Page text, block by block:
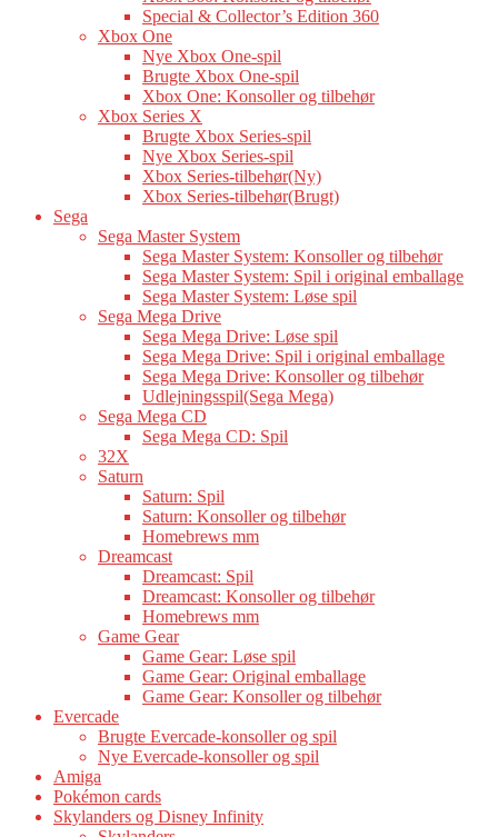
Special & Collector’s Edition 360
Xbox One
Nye Xbox One-spil
Brugte Xbox One-spil
Xbox One: Konsoller og tilbehør
Xbox Series X
Brugte Xbox Series-spil
Nye Xbox Series-spil
Xbox Series-tilbehør(Ny)
Xbox Series-tilbehør(Brugt)
Sega
Sega Master System
Sega Master System: Konsoller og tilbehør
Sega Master System: Spil i original emballage
Sega Master System: Løse spil
Sega Mega Drive
Sega Mega Drive: Løse spil
Sega Mega Drive: Spil i original emballage
Sega Mega Drive: Konsoller og tilbehør
Udlejningsspil(Sega Mega)
Sega Mega CD
Sega Mega CD: Spil
32X
Saturn
Saturn: Spil
Saturn: Konsoller og tilbehør
Homebrews mm
Dreamcast
Dreamcast: Spil
Dreamcast: Konsoller og tilbehør
Homebrews mm
Game Gear
Game Gear: Løse spil
Game Gear: Original emballage
Game Gear: Konsoller og tilbehør
Evercade
Brugte Evercade-konsoller og spil
Nye Evercade-konsoller og spil
Amiga
Pokémon cards
Skylanders og Disney Infinity